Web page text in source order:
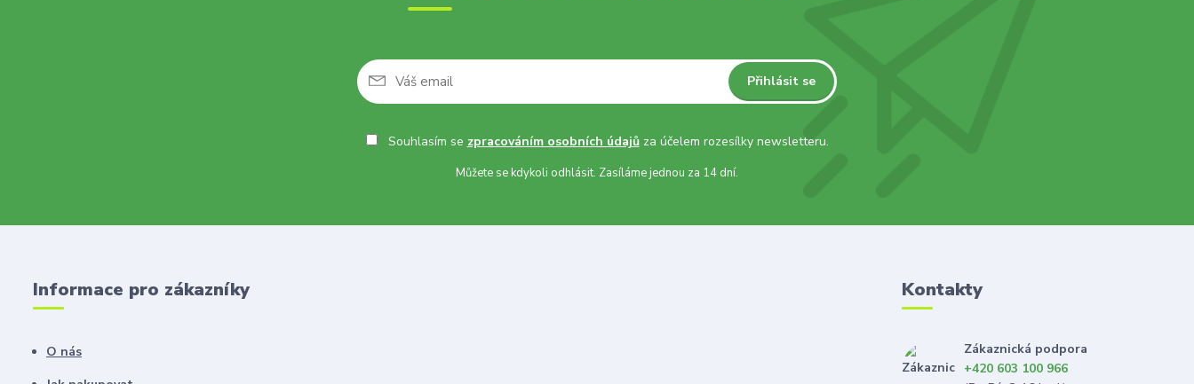
Přihlásit se
Souhlasím se zpracováním osobních údajůza účelem rozesílky newsletteru.
Můžete se kdykoli odhlásit. Zasíláme jednou za 14 dní.
Informace pro zákazníky
O nás
Kontakty
Zákaznická podpora
+420 603 100 966